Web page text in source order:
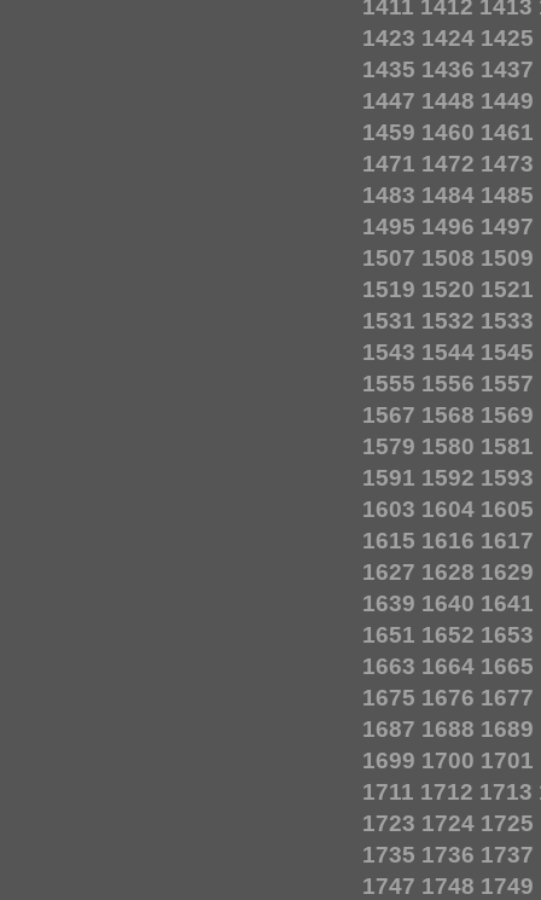
1411 1412 1413
1423 1424 1425
1435 1436 1437
1447 1448 1449
1459 1460 1461
1471 1472 1473
1483 1484 1485
1495 1496 1497
1507 1508 1509
1519 1520 1521
1531 1532 1533
1543 1544 1545
1555 1556 1557
1567 1568 1569
1579 1580 1581
1591 1592 1593
1603 1604 1605
1615 1616 1617
1627 1628 1629
1639 1640 1641
1651 1652 1653
1663 1664 1665
1675 1676 1677
1687 1688 1689
1699 1700 1701
1711 1712 1713
1723 1724 1725
1735 1736 1737
1747 1748 1749